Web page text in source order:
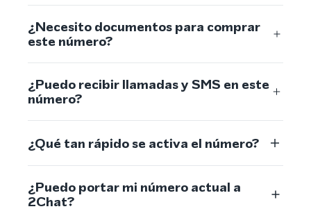
¿Necesito documentos para comprar
este número?
¿Puedo recibir llamadas y SMS en este
número?
¿Qué tan rápido se activa el número?
¿Puedo portar mi número actual a
2Chat?